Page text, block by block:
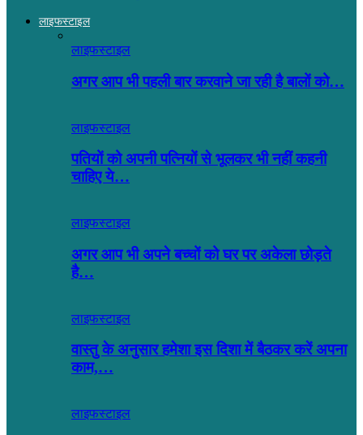
लाइफस्टाइल
लाइफस्टाइल
अगर आप भी पहली बार करवाने जा रही है बालों को…
लाइफस्टाइल
पतियों को अपनी पत्नियों से भूलकर भी नहीं कहनी
चाहिए ये…
लाइफस्टाइल
अगर आप भी अपने बच्चों को घर पर अकेला छोड़ते
है…
लाइफस्टाइल
वास्तु के अनुसार हमेशा इस दिशा में बैठकर करें अपना
काम,…
लाइफस्टाइल